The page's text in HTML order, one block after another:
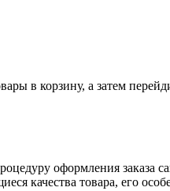
в корзину, а затем
оформления заказа
качества товара, его